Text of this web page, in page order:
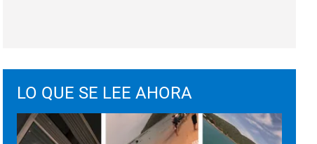
LO QUE SE LEE AHORA